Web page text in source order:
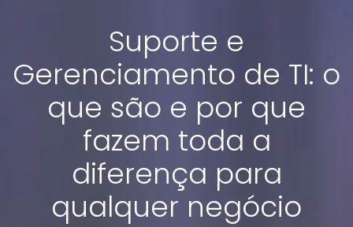
Suporte e
Gerenciamento de TI: o
que são e por que
fazem toda a
diferença para
qualquer negócio